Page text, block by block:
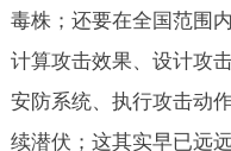
毒株；还要在全国范围
计算攻击效果、设计攻
安防系统、执行攻击动
续潜伏；这其实早已远